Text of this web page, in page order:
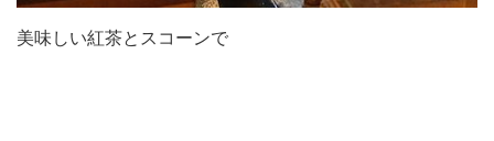
美味しい紅茶とスコーンで